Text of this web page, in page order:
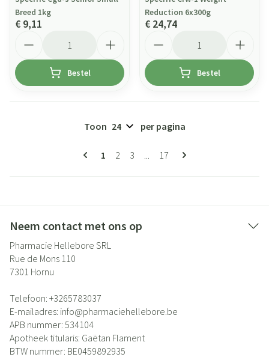
Breed 1kg
€ 9,11
Bestel
Reduction 6x300g
€ 24,74
Bestel
Pagina's
U lees momenteel pagina
1 Pagina
2 Pagina
3 ... Pagina
17
Toon per pagina
Neem contact met ons op
Pharmacie Hellebore SRL
Rue de Mons 110
7301 Hornu
Telefoon: +3265783037
E-mailadres: info@pharmaciehellebore.be
APB nummer: 534104
Apotheek titularis: Gaëtan Flament
BTW nummer: BE0459892935